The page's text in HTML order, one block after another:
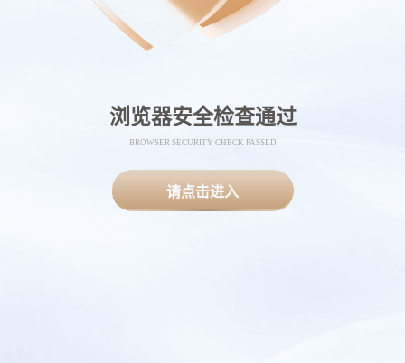
浏览器安全检查通过
BROWSER SECURITY CHECK PASSED
请点击进入